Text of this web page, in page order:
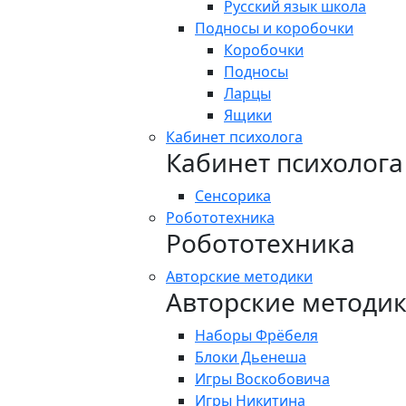
Русский язык школа
Подносы и коробочки
Коробочки
Подносы
Ларцы
Ящики
Кабинет психолога
Кабинет психолога
Сенсорика
Робототехника
Робототехника
Авторские методики
Авторские
Наборы Фрёбеля
Блоки Дьенеша
Игры Воскобовича
Игры Никитина